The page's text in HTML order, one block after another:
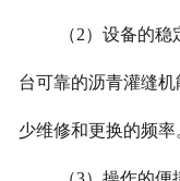
（2）设备的
台可靠的沥青灌缝
少维修和更换的频率